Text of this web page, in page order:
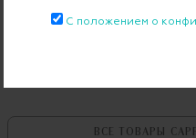
Примерка при доставке
ВСЕ ТОВАРЫ
С положением о